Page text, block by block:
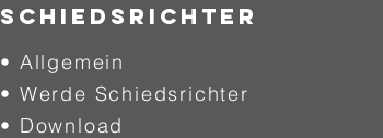
SCHIEDSRICHTER
• Allgemein
• Werde Schiedsrichter
• Download